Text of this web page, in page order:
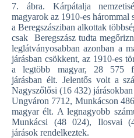
7. ábra. Kárpátalja
magyarok az 1910-es hárommal
a Beregszásziban alkottak
csak Beregszász tudta
leglátványosabban azonban a
járásban csökkent, az 1910-es
a legtöbb magyar, 28 575
járásban élt. Jelentős volt a
Nagyszőlősi (16 432)
Ungváron 7712, Munkácson
magyar élt. A legnagyobb
Munkácsi (48 024), Ilosvai
járások rendelkeztek.